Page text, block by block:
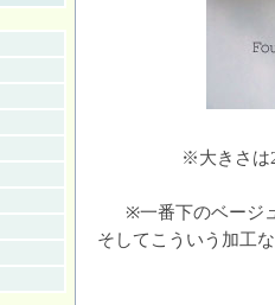
※大きさは
※一番下のベージ
そしてこういう加工